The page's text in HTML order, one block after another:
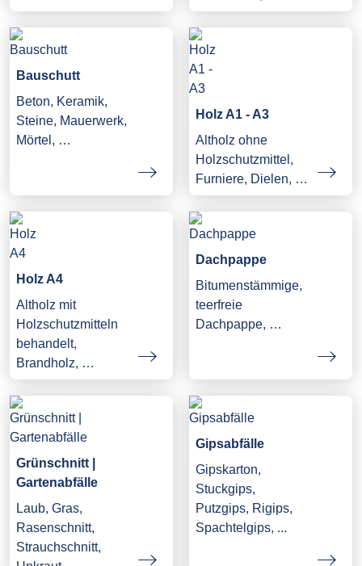
Bauschutt
Beton, Keramik,
Steine, Mauerwerk,
Mörtel, …
Holz A1 - A3
Altholz ohne
Holzschutzmittel,
Furniere, Dielen, …
Holz A4
Altholz mit
Holzschutzmitteln
behandelt,
Brandholz, …
Dachpappe
Bitumenstämmige,
teerfreie
Dachpappe, …
Grünschnitt |
Gartenabfälle
Laub, Gras,
Rasenschnitt,
Strauchschnitt,
Gipsabfälle
Gipskarton,
Stuckgips,
Putzgips, Rigips,
Spachtelgips, ...